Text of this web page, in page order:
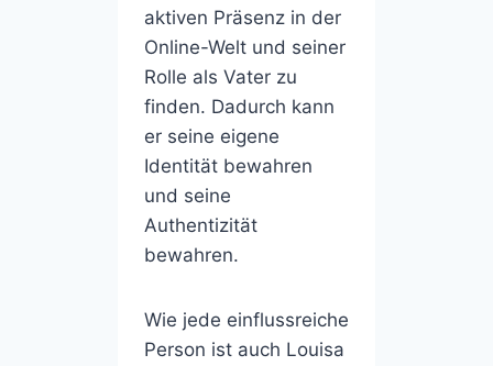
aktiven Präsenz in der
Online-Welt und seiner
Rolle als Vater zu
finden. Dadurch kann
er seine eigene
Identität bewahren
und seine
Authentizität
bewahren.
Wie jede einflussreiche
Person ist auch Louisa